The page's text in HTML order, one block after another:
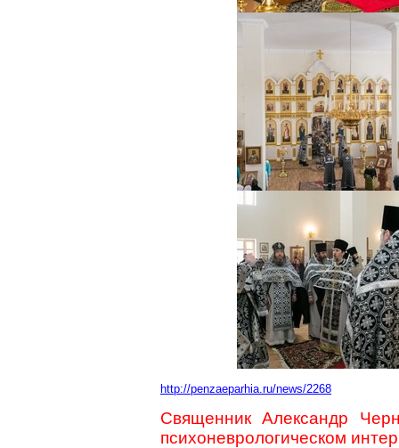
http://penzaeparhia.ru/news/2268
Священник Александр
психоневрологическом